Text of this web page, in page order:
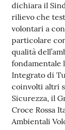
dichiara il
rilievo che
volontari a
particolare
qualità
fondamentale
Integrato di
coinvolti altri
Sicurezza, il
Croce Rossa
Ambientali